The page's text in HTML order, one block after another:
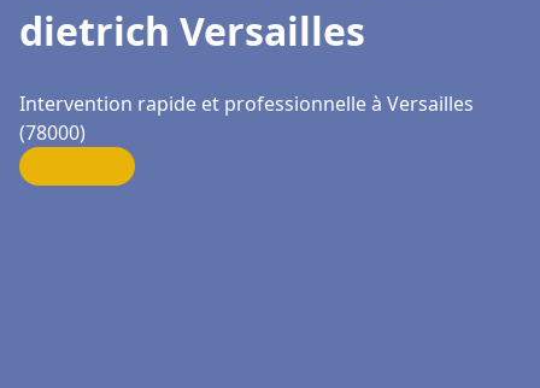
dietrich Versailles
Intervention rapide et professionnelle à Versailles
(78000)